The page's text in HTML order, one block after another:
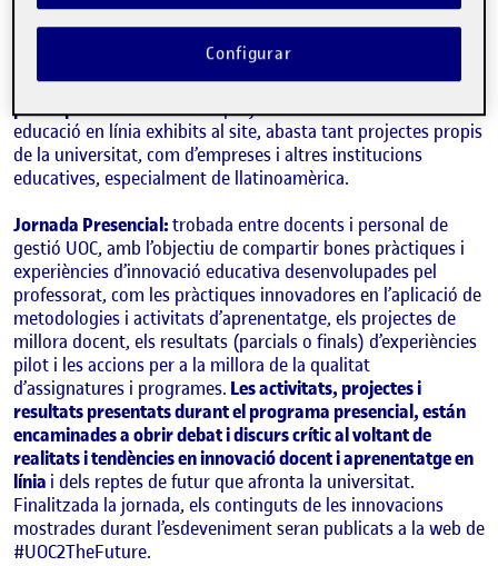
Secció Virtual:narrats en primera persona pels impulsors i
segmentats per temàtiques, aquesta
recull una selecció d’experiències, projectes i bones
pràctiques d’innovació educativa desenvolupades pels
participants. La mostra de projectes transformadors en
educació en línia exhibits al site, abasta tant projectes propis
de la universitat, com d’empreses i altres institucions
educatives, especialment de llatinoamèrica.
Jornada Presencial:trobada entre docents i personal de
gestió UOC, amb l’objectiu de compartir bones pràctiques i
experiències d’innovació educativa desenvolupades pel
professorat, com les pràctiques innovadores en l’aplicació de
metodologies i activitats d’aprenentatge, els projectes de
millora docent, els resultats (parcials o finals) d’experiències
pilot i les accions per a la millora de la qualitat
d’assignatures i programes. Les activitats, projectes i
resultats presentats durant el programa presencial, están
encaminades a obrir debat i discurs crític al voltant de
realitats i tendències en innovació docent i aprenentatge en
línia i dels reptes de futur que afronta la universitat.
Finalitzada la jornada, els continguts de les innovacions
mostrades durant l’esdeveniment seran publicats a la web de
#UOC2TheFuture.
Configurar